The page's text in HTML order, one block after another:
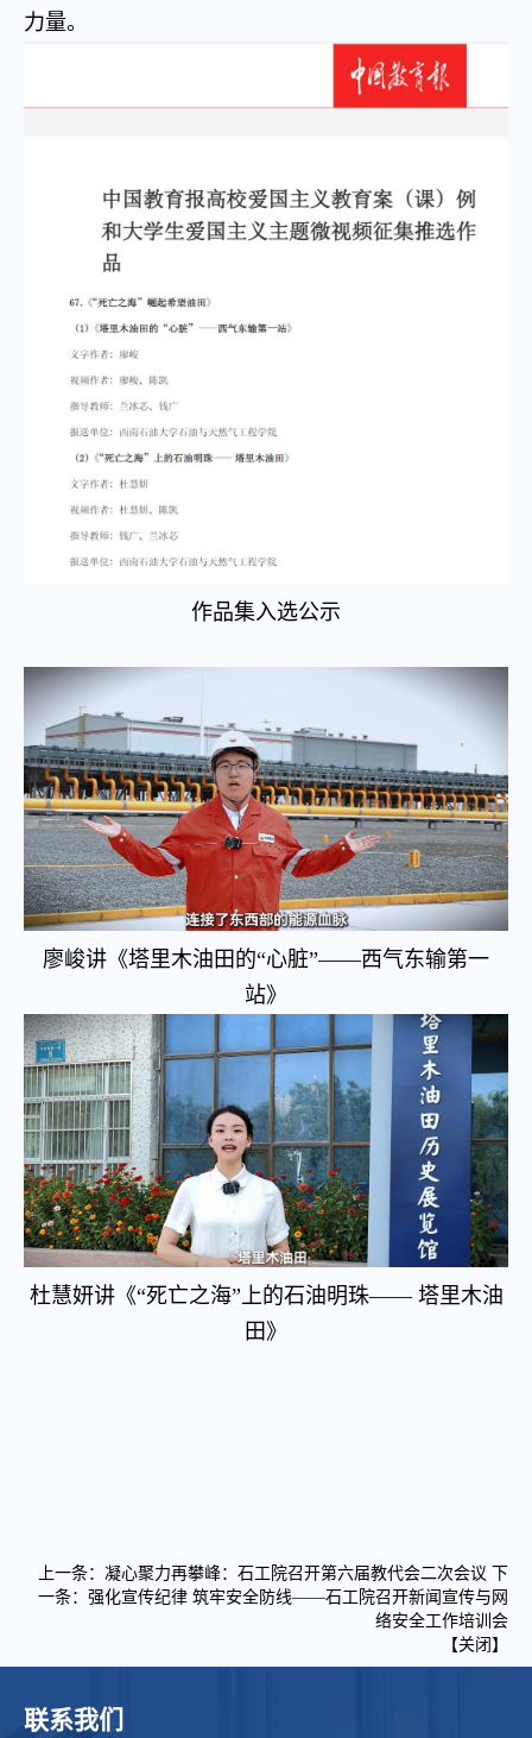
力量。
作品集入选公示
廖峻讲《塔里木油田的“心脏”——西气东输第一
站》
杜慧妍讲《“死亡之海”上的石油明珠—— 塔里木油
田》
上一条： 凝心聚力再攀峰：石工院召开第六届教代会二次会议 下
一条： 强化宣传纪律 筑牢安全防线——石工院召开新闻宣传与网
络安全工作培训会
【关闭 】
联系我们